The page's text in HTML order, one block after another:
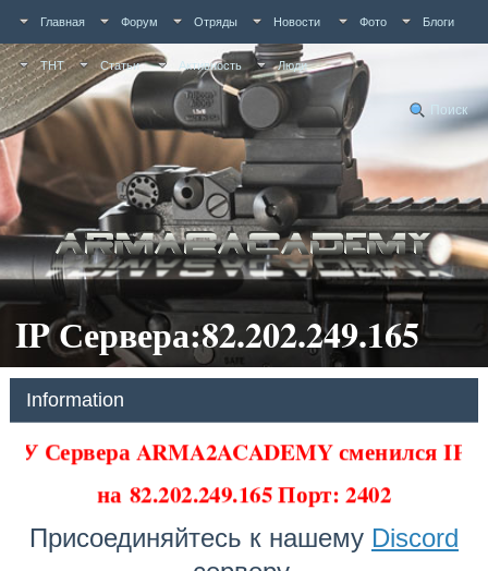
Главная Форум Отряды Новости Фото Блоги
ТНТ Статьи Активность Люди
Поиск
IP Сервера:82.202.249.165
Information
У Сервера ARMA2ACADEMY сменился IP
на82.202.249.165 Порт: 2402
Присоединяйтесь к нашему Discord